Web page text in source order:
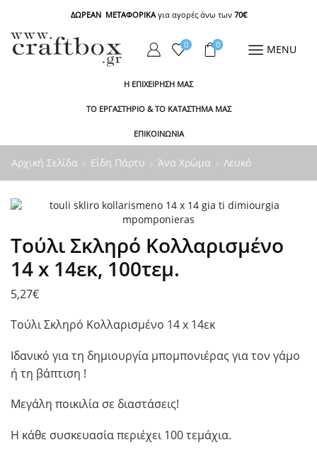
ΔΩΡΕΑΝ ΜΕΤΑΦΟΡΙΚΑγια αγορές άνω των 70€
0 0 MENU
Η ΕΠΙΧΕΙΡΗΣΗ ΜΑΣ
ΤΟ ΕΡΓΑΣΤΗΡΙΟ & ΤΟ ΚΑΤΑΣΤΗΜΑ ΜΑΣ
ΕΠΙΚΟΙΝΩΝΙΑ
Αρχική Σελίδα Είδη Πάρτυ Άνα Χρώμα Λευκό
Τούλι Σκληρό Κολλαρισμένο
14 x 14εκ, 100τεμ.
5,27€
Τούλι Σκληρό Κολλαρισμένο 14 x 14εκ
Ιδανικό για τη δημιουργία μπομπονιέρας για τον γάμο
ή τη βάπτιση !
Μεγάλη ποικιλία σε διαστάσεις!
Η κάθε συσκευασία περιέχει 100 τεμάχια.